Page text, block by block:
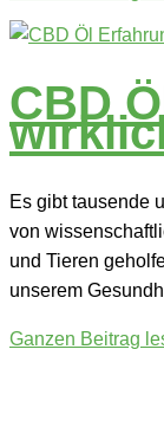
Öl
kaufen
Deutschland
CBD
Es gibt tausende
von
und Tieren
unserem
CBD
Ganzen Beitrag